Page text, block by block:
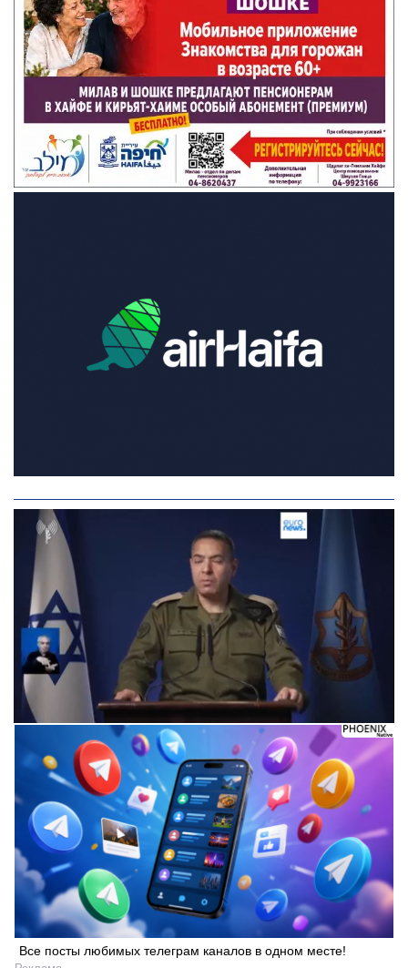
Все посты любимых телеграм каналов в одном месте!